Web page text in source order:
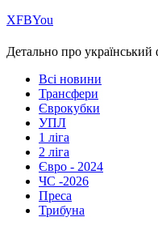
ХFBYou
Детально про український
Всі новини
Трансфери
Єврокубки
УПЛ
1 ліга
2 ліга
Євро - 2024
ЧС -2026
Преса
Трибуна